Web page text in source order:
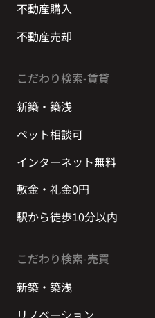
不動産購入
不動産売却
こだわり検索-賃貸
新築・築浅
ペット相談可
インターネット無料
敷金・礼金0円
駅から徒歩10分以内
こだわり検索-売買
新築・築浅
リノベーション